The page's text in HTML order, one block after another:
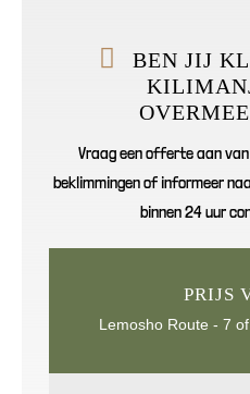
BEN JIJ
Vraag een offerte aan
beklimmingen of informeer
binnen 24 uur
PRIJS
Lemosho Route - 7